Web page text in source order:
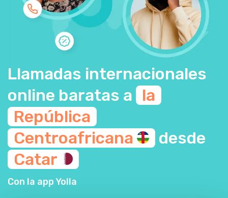
Llamadas internacionales
online baratas a la
República
Centroafricana
desde
Catar
Con la app Yolla